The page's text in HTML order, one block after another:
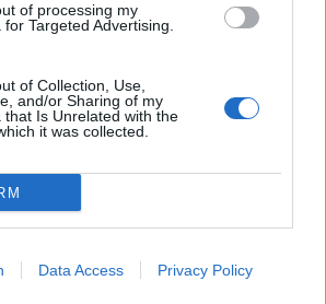
of processing my
Targeted Advertising.
of Collection, Use,
and/or Sharing of my
that Is Unrelated with the
it was collected.
Data Access Privacy Policy